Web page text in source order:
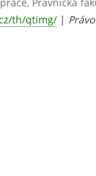
th/qtimg/ |